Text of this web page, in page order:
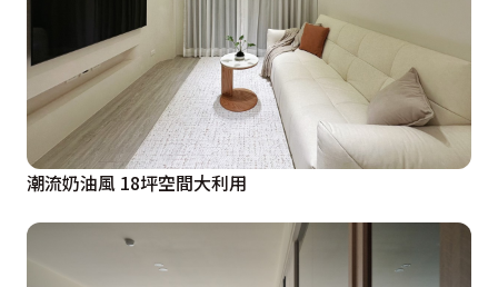
潮流奶油風 18坪空間大利用